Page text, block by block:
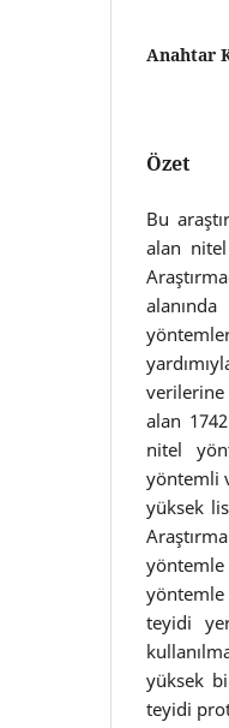
Anahtar
Özet
Bu
alan
verilerine
alan
nitel
yöntemli
yüksek
yöntemle
teyidi
yüksek
teyidi